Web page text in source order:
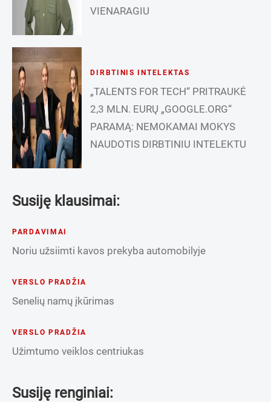
VIENARAGIU
DIRBTINIS INTELEKTAS
„TALENTS FOR TECH“ PRITRAUKĖ
2,3 MLN. EURŲ „GOOGLE.ORG“
PARAMĄ: NEMOKAMAI MOKYS
NAUDOTIS DIRBTINIU INTELEKTU
Susiję klausimai:
PARDAVIMAI
Noriu užsiimti kavos prekyba automobilyje
VERSLO PRADŽIA
Senelių namų įkūrimas
VERSLO PRADŽIA
Užimtumo veiklos centriukas
Susiję renginiai: